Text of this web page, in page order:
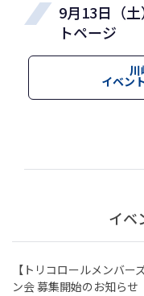
9月13日（
トページ
イベン
イベ
【トリコロールメンバ
ン会 募集開始のお知らせ